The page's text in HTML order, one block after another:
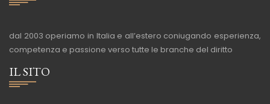
dal 2003 operiamo in Italia e all’estero coniugando esperienza,
competenza e passione verso tutte le branche del diritto
IL SITO